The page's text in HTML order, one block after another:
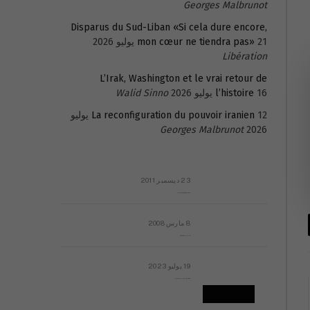
Georges Malbrunot
Disparus du Sud-Liban «Si cela dure encore,
mon cœur ne tiendra pas» 21 يوليو 2026
Libération
L’Irak, Washington et le vrai retour de
l’histoire 16 يوليو 2026
Walid Sinno
La reconfiguration du pouvoir iranien 12 يوليو
2026
Georges Malbrunot
23 ديسمبر 2011
8 مارس 2008
19 يوليو 2023